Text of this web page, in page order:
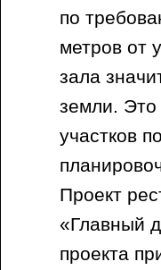
по
метров от
зала
земли. Это
участков
Проект
«Главный
проекта